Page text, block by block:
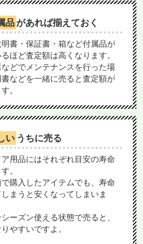
品があれば揃えておく
書・保証書・箱など付属品が
ほど査定額は高くなります。
などでメンテナンスを行った場
などを一緒に売ると査定額が
。
い うちに売る
用品にはそれぞれ目安の寿命
。
購入したアイテムでも、寿命
まうと安くなってしまいま
ーズン使える状態で売ると、
やすいですよ。